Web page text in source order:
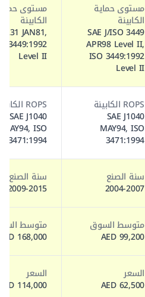
مستوى حماية
الكابينة
SAE J/ISO 3449
APR98 Level II,
ISO 3449:1992
Level II
مستوى
الكابينة
J231 JAN81,
3449:1992
Level II
ROPS الكابينة
SAE J1040
MAY94, ISO
3471:1994
ROPS الكابينة
SAE J1040
MAY94, ISO
3471:1994
سنة الصنع
2004-2007
سنة الصنع
2009-2015
متوسط السوق
99,200 AED
متوسط
168,000 AED
السعر
62,500 AED
السعر
114,000 AED